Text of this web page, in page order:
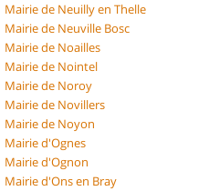
Mairie de Neuilly en Thelle
Mairie de Neuville Bosc
Mairie de Noailles
Mairie de Nointel
Mairie de Noroy
Mairie de Novillers
Mairie de Noyon
Mairie d'Ognes
Mairie d'Ognon
Mairie d'Ons en Bray